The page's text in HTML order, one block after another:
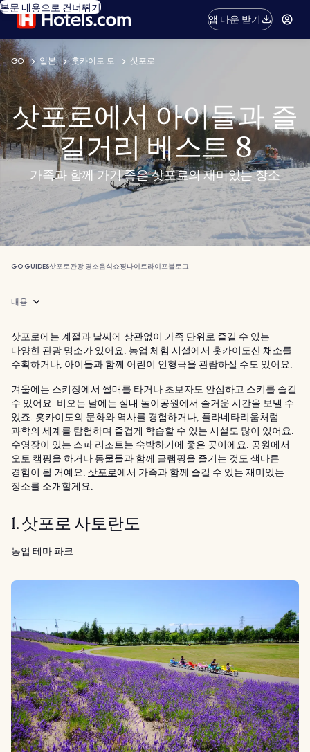
본문 내용으로 건너뛰기
앱 다운 받기
GO 일본 홋카이도 도 삿포로
삿포로에서 아이들과 즐
길거리 베스트 8
가족과 함께 가기 좋은 삿포로의 재미있는 장소
GO GUIDES삿포로관광 명소음식쇼핑나이트라이프블로그
내용
삿포로에는 계절과 날씨에 상관없이 가족 단위로 즐길 수 있는
다양한 관광 명소가 있어요. 농업 체험 시설에서 홋카이도산 채소를
수확하거나, 아이들과 함께 어린이 인형극을 관람하실 수도 있어요.
겨울에는 스키장에서 썰매를 타거나 초보자도 안심하고 스키를 즐길
수 있어요. 비오는 날에는 실내 놀이공원에서 즐거운 시간을 보낼 수
있죠. 홋카이도의 문화와 역사를 경험하거나, 플라네타리움처럼
과학의 세계를 탐험하며 즐겁게 학습할 수 있는 시설도 많이 있어요.
수영장이 있는 스파 리조트는 숙박하기에 좋은 곳이에요. 공원에서
오토 캠핑을 하거나 동물들과 함께 글램핑을 즐기는 것도 색다른
경험이 될 거예요. 삿포로에서 가족과 함께 즐길 수 있는 재미있는
장소를 소개할게요.
1. 삿포로 사토란도
농업 테마 파크